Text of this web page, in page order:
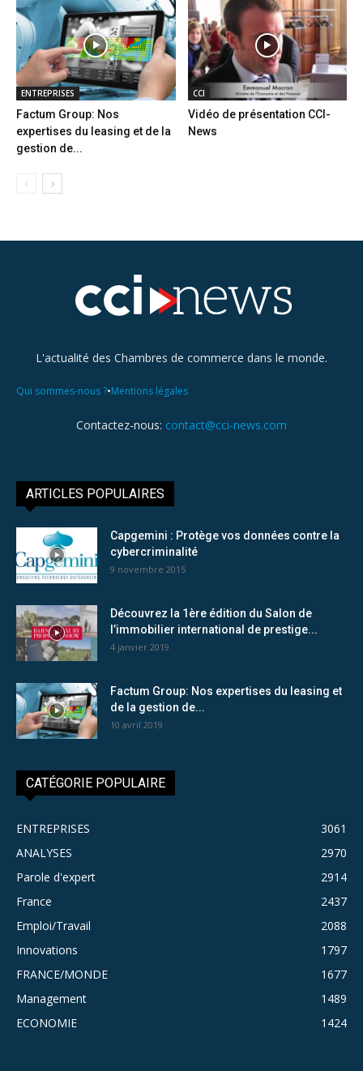
ENTREPRISES
Factum Group: Nos
expertises du leasing et de la
gestion de...
CCI
Vidéo de présentation CCI-
News
L'actualité des Chambres de commerce dans le monde.
Qui sommes-nous ?•Mentions légales
Contactez-nous: contact@cci-news.com
ARTICLES POPULAIRES
Capgemini : Protège vos données contre la
cybercriminalité
9 novembre 2015
Découvrez la 1ère édition du Salon de
l’immobilier international de prestige...
4 janvier 2019
Factum Group: Nos expertises du leasing et
de la gestion de...
10 avril 2019
CATÉGORIE POPULAIRE
ENTREPRISES
3061
ANALYSES
2970
Parole d'expert
2914
France
2437
Emploi/Travail
2088
Innovations
1797
FRANCE/MONDE
1677
Management
1489
ECONOMIE
1424